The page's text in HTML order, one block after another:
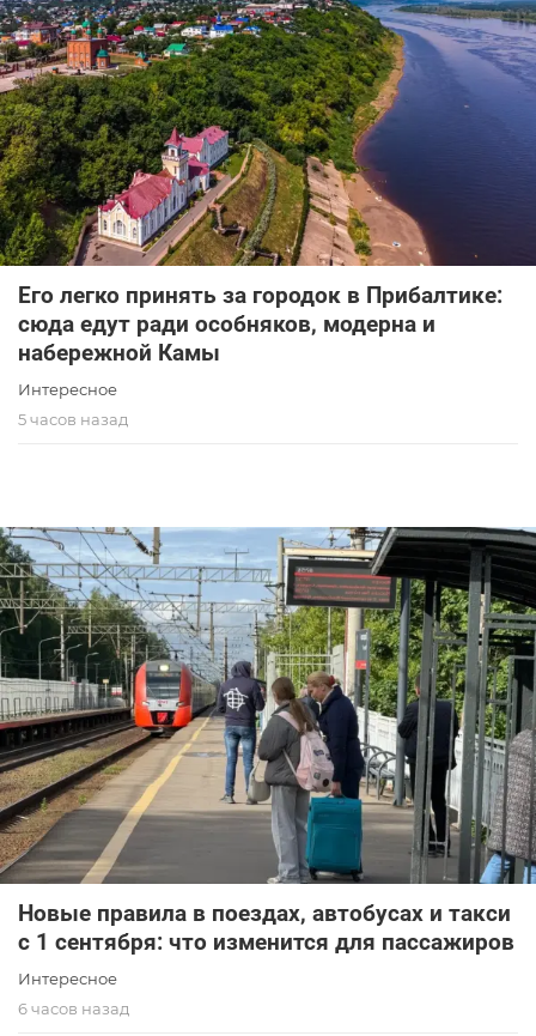
Его легко принять за городок в Прибалтике:
сюда едут ради особняков, модерна и
набережной Камы
Интересное
5 часов назад
Новые правила в поездах, автобусах и такси
с 1 сентября: что изменится для пассажиров
Интересное
6 часов назад